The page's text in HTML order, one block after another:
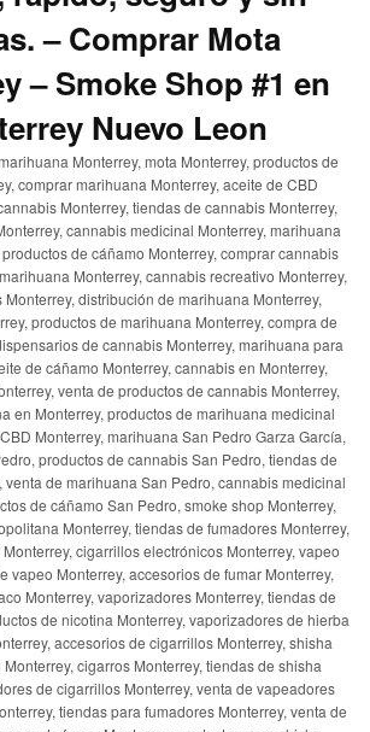
– Comprar Mota
– Smoke Shop #1 en
Nuevo Leon
Monterrey, mota Monterrey, productos de
comprar marihuana Monterrey, aceite de CBD
Monterrey, tiendas de cannabis Monterrey,
cannabis medicinal Monterrey, marihuana
de cáñamo Monterrey, comprar cannabis
Monterrey, cannabis recreativo Monterrey,
distribución de marihuana Monterrey,
productos de marihuana Monterrey, compra de
de cannabis Monterrey, marihuana para
de cáñamo Monterrey, cannabis en Monterrey,
venta de productos de cannabis Monterrey,
en Monterrey, productos de marihuana medicinal
Monterrey, marihuana San Pedro Garza García,
productos de cannabis San Pedro, tiendas de
de marihuana San Pedro, cannabis medicinal
de cáñamo San Pedro, smoke shop Monterrey,
Monterrey, tiendas de fumadores Monterrey,
cigarrillos electrónicos Monterrey, vapeo
vapeo Monterrey, accesorios de fumar Monterrey,
Monterrey, vaporizadores Monterrey, tiendas de
de nicotina Monterrey, vaporizadores de hierba
accesorios de cigarrillos Monterrey, shisha
cigarros Monterrey, tiendas de shisha
de cigarrillos Monterrey, venta de vapeadores
tiendas para fumadores Monterrey, venta de